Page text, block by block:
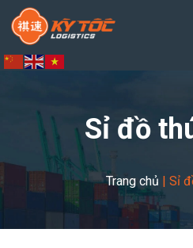
Sỉ đồ
Trang chủ | Sỉ